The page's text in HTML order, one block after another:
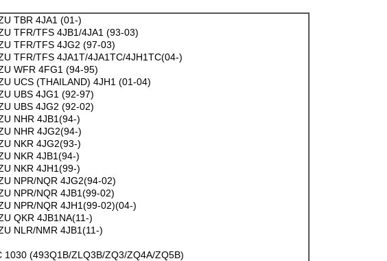
TBR 4JA1 (01-)
TFR/TFS 4JB1/4JA1 (93-03)
TFR/TFS 4JG2 (97-03)
TFR/TFS 4JA1T/4JA1TC/4JH1TC(04-)
WFR 4FG1 (94-95)
UCS (THAILAND) 4JH1 (01-04)
UBS 4JG1 (92-97)
UBS 4JG2 (92-02)
NHR 4JB1(94-)
NHR 4JG2(94-)
NKR 4JG2(93-)
NKR 4JB1(94-)
NKR 4JH1(99-)
NPR/NQR 4JG2(94-02)
NPR/NQR 4JB1(99-02)
NPR/NQR 4JH1(99-02)(04-)
QKR 4JB1NA(11-)
NLR/NMR 4JB1(11-)
1030 (493Q1B/ZLQ3B/ZQ3/ZQ4A/ZQ5B)